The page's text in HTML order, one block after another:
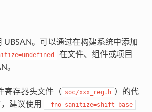
UBSAN。可以通过在构建系统中添加
在文件、组件或项目
。
寄存器头文件（ soc/xxx_reg.h ）的代
建议使用
-fno-sanitize=shift-base